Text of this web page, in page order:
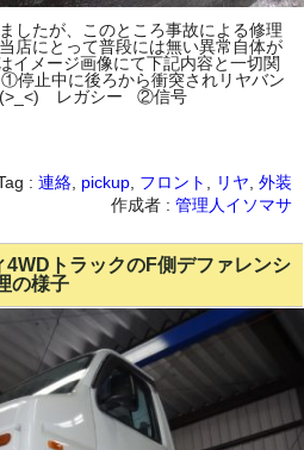
したが、このところ事故による修理
店にとって普段には無い異常自体が
メージ画像にて下記内容と一切関
止中に後ろから衝突されリヤバン
(>_<) レガシー ②信号
: 連絡 pickup フロント リヤ 外装
作成者 : 管理人イソマサ
トラックのF側デファレンシ
の様子